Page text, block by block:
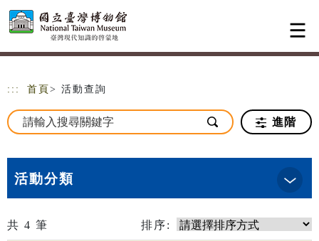
跳到主要內容
網站導覽
::: 首頁 > 活動查詢
進階
活動分類
共 4 筆 排序: